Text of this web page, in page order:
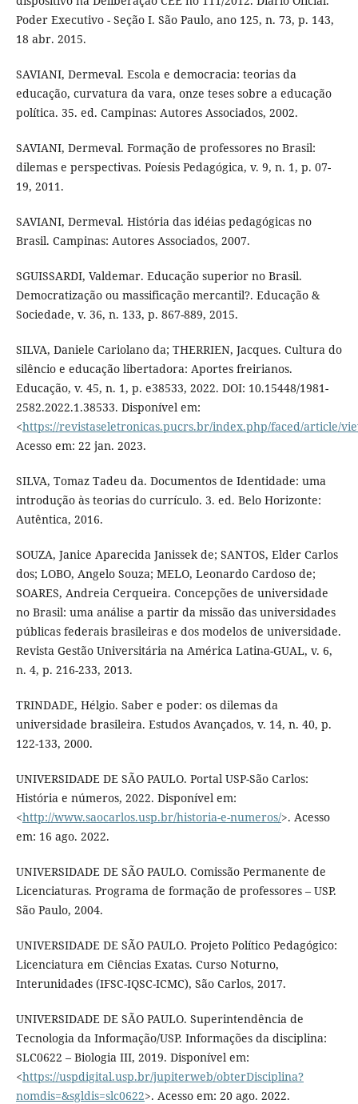
Poder Executivo - Seção I. São Paulo, ano 125, n. 73, p. 143,
18 abr. 2015.
SAVIANI, Dermeval. Escola e democracia: teorias da
educação, curvatura da vara, onze teses sobre a educação
política. 35. ed. Campinas: Autores Associados, 2002.
SAVIANI, Dermeval. Formação de professores no Brasil:
dilemas e perspectivas. Poíesis Pedagógica, v. 9, n. 1, p. 07-
19, 2011.
SAVIANI, Dermeval. História das idéias pedagógicas no
Brasil. Campinas: Autores Associados, 2007.
SGUISSARDI, Valdemar. Educação superior no Brasil.
Democratização ou massificação mercantil?. Educação &
Sociedade, v. 36, n. 133, p. 867-889, 2015.
SILVA, Daniele Cariolano da; THERRIEN, Jacques. Cultura do
silêncio e educação libertadora: Aportes freirianos.
Educação, v. 45, n. 1, p. e38533, 2022. DOI: 10.15448/1981-
2582.2022.1.38533. Disponível em:
<https://revistaseletronicas.pucrs.br/index.php/faced/article/
Acesso em: 22 jan. 2023.
SILVA, Tomaz Tadeu da. Documentos de Identidade: uma
introdução às teorias do currículo. 3. ed. Belo Horizonte:
Autêntica, 2016.
SOUZA, Janice Aparecida Janissek de; SANTOS, Elder Carlos
dos; LOBO, Angelo Souza; MELO, Leonardo Cardoso de;
SOARES, Andreia Cerqueira. Concepções de universidade
no Brasil: uma análise a partir da missão das universidades
públicas federais brasileiras e dos modelos de universidade.
Revista Gestão Universitária na América Latina-GUAL, v. 6,
n. 4, p. 216-233, 2013.
TRINDADE, Hélgio. Saber e poder: os dilemas da
universidade brasileira. Estudos Avançados, v. 14, n. 40, p.
122-133, 2000.
UNIVERSIDADE DE SÃO PAULO. Portal USP-São Carlos:
História e números, 2022. Disponível em:
<http://www.saocarlos.usp.br/historia-e-numeros/>. Acesso
em: 16 ago. 2022.
UNIVERSIDADE DE SÃO PAULO. Comissão Permanente de
Licenciaturas. Programa de formação de professores – USP.
São Paulo, 2004.
UNIVERSIDADE DE SÃO PAULO. Projeto Político Pedagógico:
Licenciatura em Ciências Exatas. Curso Noturno,
Interunidades (IFSC-IQSC-ICMC), São Carlos, 2017.
UNIVERSIDADE DE SÃO PAULO. Superintendência de
Tecnologia da Informação/USP. Informações da disciplina:
SLC0622 – Biologia III, 2019. Disponível em:
<https://uspdigital.usp.br/jupiterweb/obterDisciplina?
nomdis=&sgldis=slc0622>. Acesso em: 20 ago. 2022.